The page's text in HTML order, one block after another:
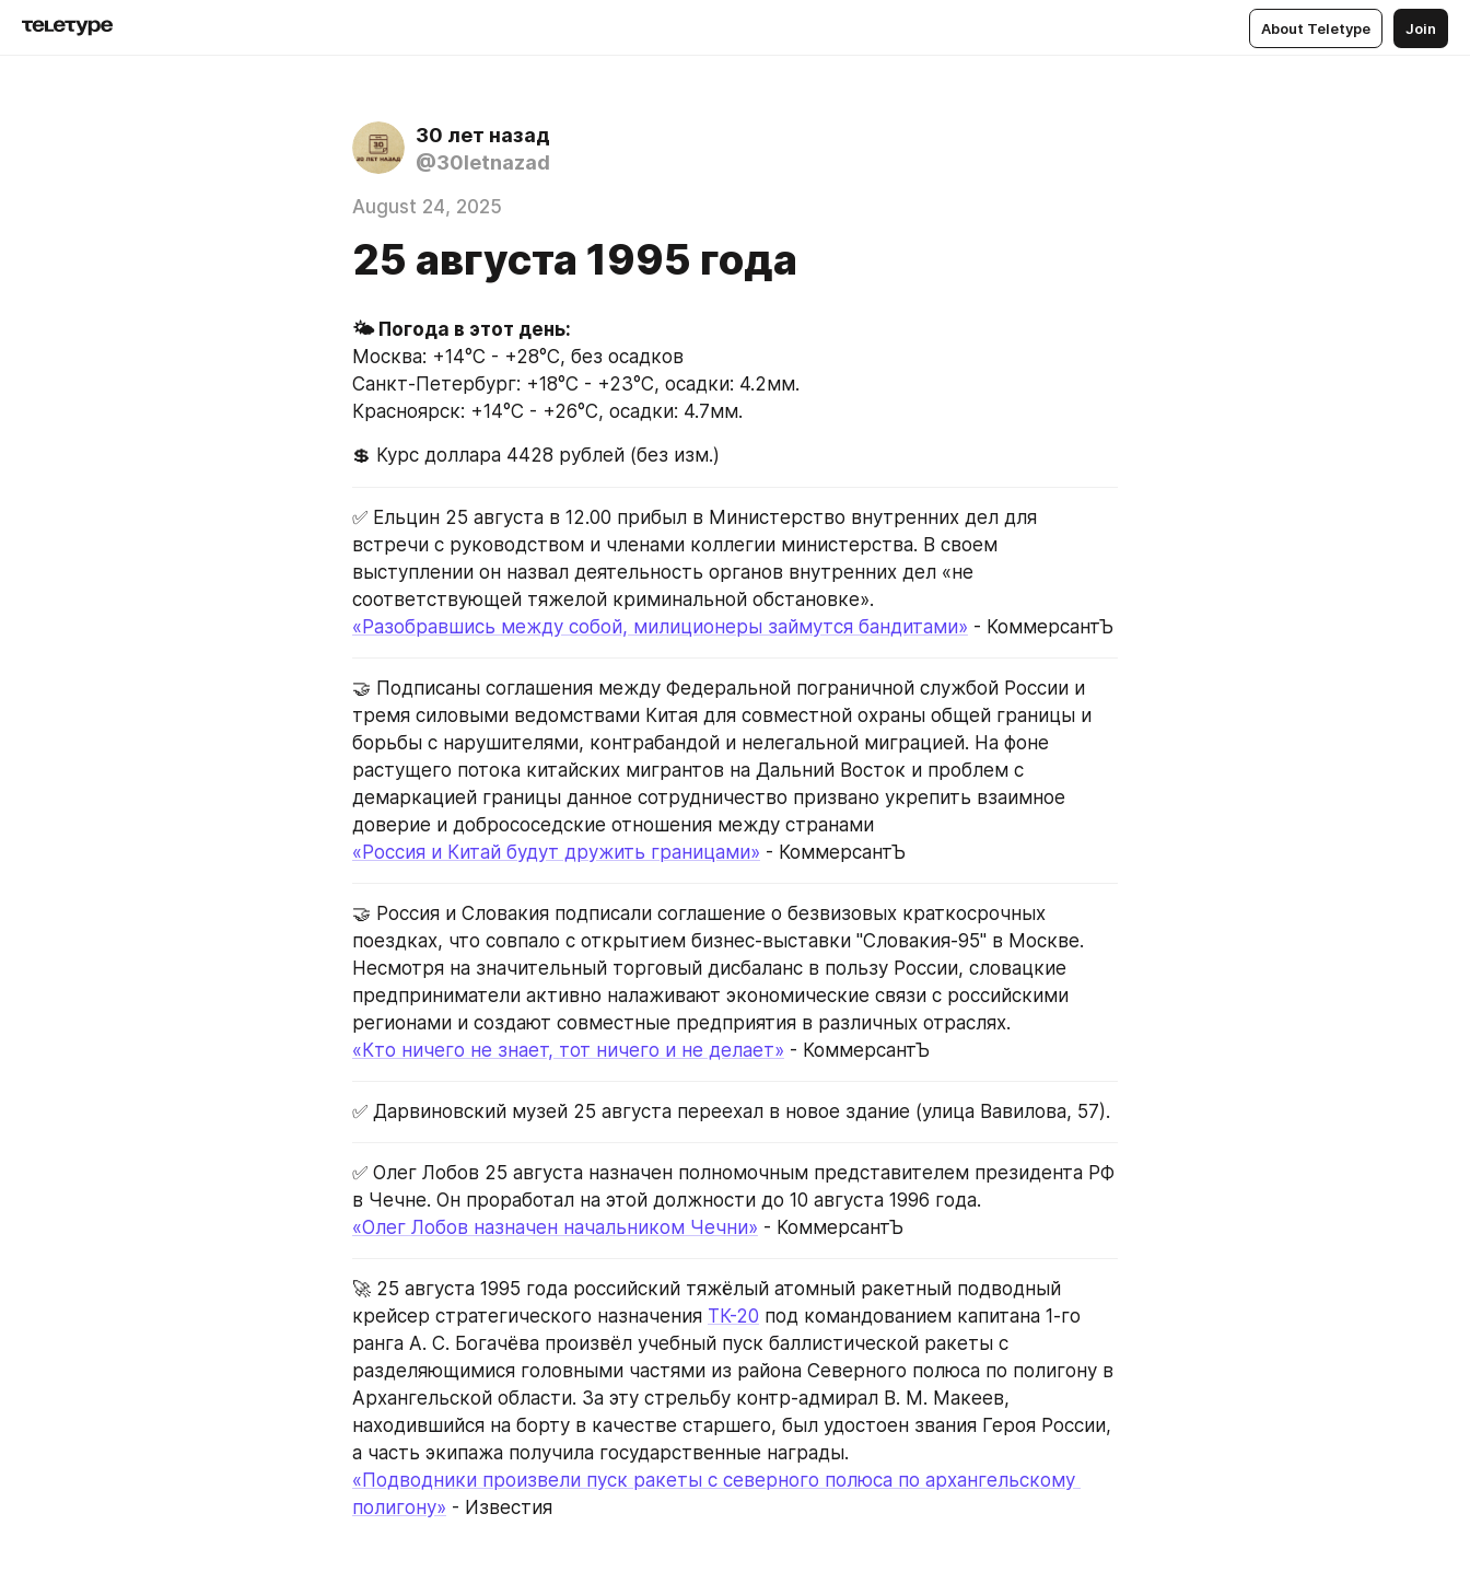
About Teletype Join
30 лет назад
@30letnazad
August 24, 2025
25 августа 1995 года
🌤 Погода в этот день:
Москва: +14°C - +28°C, без осадков
Санкт-Петербург: +18°C - +23°C, осадки: 4.2мм.
Красноярск: +14°C - +26°C, осадки: 4.7мм.
💲 Курс доллара 4428 рублей (без изм.)
✅ Ельцин 25 августа в 12.00 прибыл в Министерство внутренних дел для
встречи с руководством и членами коллегии министерства. В своем
выступлении он назвал деятельность органов внутренних дел «не
соответствующей тяжелой криминальной обстановке».
«Разобравшись между собой, милиционеры займутся бандитами» - КоммерсантЪ
🤝 Подписаны соглашения между Федеральной пограничной службой России и
тремя силовыми ведомствами Китая для совместной охраны общей границы и
борьбы с нарушителями, контрабандой и нелегальной миграцией. На фоне
растущего потока китайских мигрантов на Дальний Восток и проблем с
демаркацией границы данное сотрудничество призвано укрепить взаимное
доверие и добрососедские отношения между странами
«Россия и Китай будут дружить границами» - КоммерсантЪ
🤝 Россия и Словакия подписали соглашение о безвизовых краткосрочных
поездках, что совпало с открытием бизнес-выставки "Словакия-95" в Москве.
Несмотря на значительный торговый дисбаланс в пользу России, словацкие
предприниматели активно налаживают экономические связи с российскими
регионами и создают совместные предприятия в различных отраслях.
«Кто ничего не знает, тот ничего и не делает» - КоммерсантЪ
✅ Дарвиновский музей 25 августа переехал в новое здание (улица Вавилова, 57).
✅ Олег Лобов 25 августа назначен полномочным представителем президента РФ
в Чечне. Он проработал на этой должности до 10 августа 1996 года.
«Олег Лобов назначен начальником Чечни» - КоммерсантЪ
🚀 25 августа 1995 года российский тяжёлый атомный ракетный подводный
крейсер стратегического назначения ТК-20 под командованием капитана 1-го
ранга А. С. Богачёва произвёл учебный пуск баллистической ракеты с
разделяющимися головными частями из района Северного полюса по полигону в
Архангельской области. За эту стрельбу контр-адмирал В. М. Макеев,
находившийся на борту в качестве старшего, был удостоен звания Героя России,
а часть экипажа получила государственные награды.
«Подводники произвели пуск ракеты с северного полюса по архангельскому
полигону» - Известия